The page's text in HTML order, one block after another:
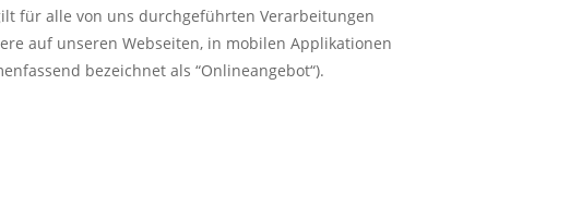
für alle von uns durchgeführten Verarbeitungen
auf unseren Webseiten, in mobilen Applikationen
bezeichnet als “Onlineangebot“).